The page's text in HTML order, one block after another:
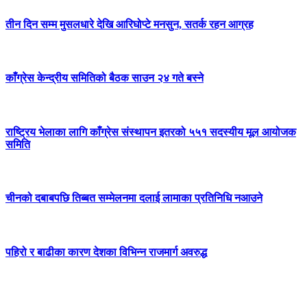
तीन दिन सम्म मुसलधारे देखि आरिघोप्टे मनसुन, सतर्क रहन आग्रह
काँग्रेस केन्द्रीय समितिको बैठक साउन २४ गते बस्ने
राष्ट्रिय भेलाका लागि काँग्रेस संस्थापन इतरको ५५१ सदस्यीय मूल आयोजक
समिति
चीनको दबाबपछि तिब्बत सम्मेलनमा दलाई लामाका प्रतिनिधि नआउने
पहिरो र बाढीका कारण देशका विभिन्न राजमार्ग अवरुद्ध